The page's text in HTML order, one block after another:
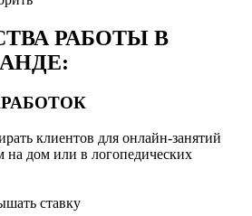
РАБОТЫ В
клиентов для онлайн-занятий
на дом или в логопедических
ставку